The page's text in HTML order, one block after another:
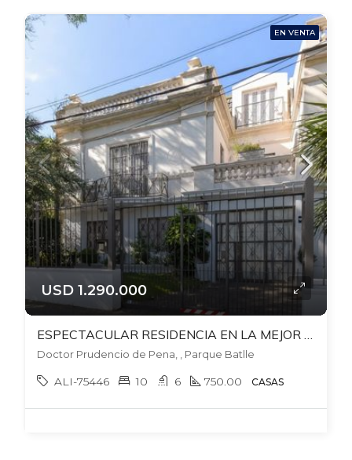
EN VENTA
USD 1.290.000
Doctor Prudencio de Pena, , Parque Batlle
ALI-75446 10 6 750.00 CASAS